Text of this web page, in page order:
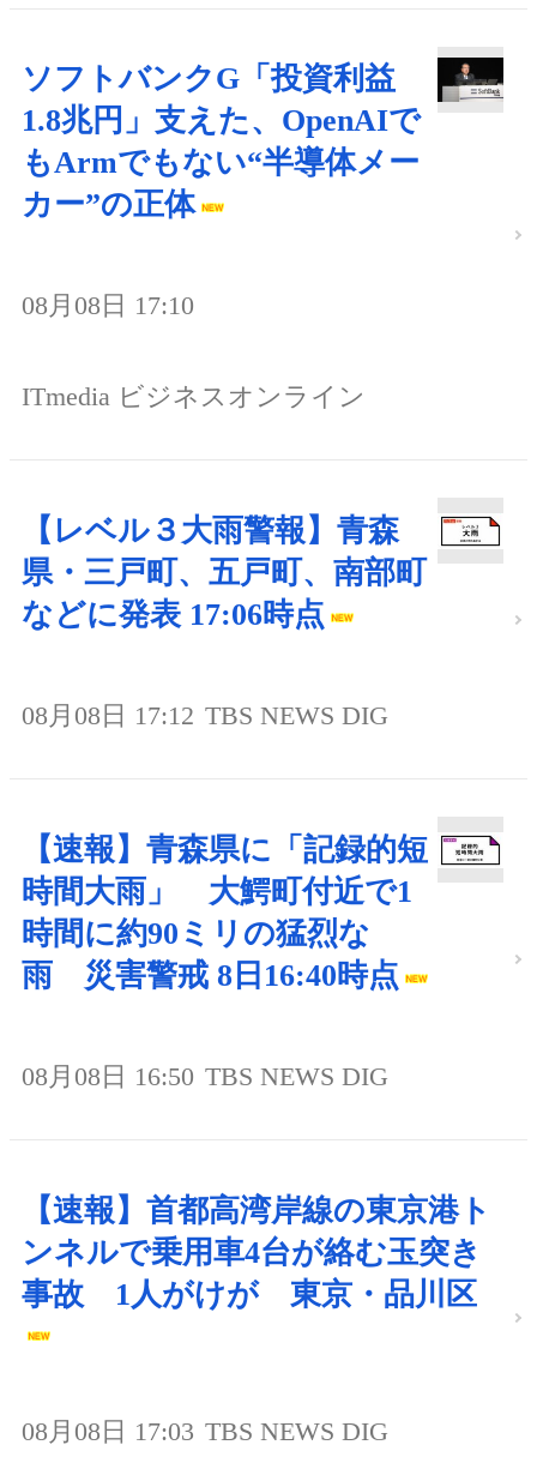
ソフトバンクG「投資利益
1.8兆円」支えた、OpenAIで
もArmでもない“半導体メー
カー”の正体
08月08日 17:10
ITmedia ビジネスオンライン
【レベル３大雨警報】青森
県・三戸町、五戸町、南部町
などに発表 17:06時点
08月08日 17:12 TBS NEWS DIG
【速報】青森県に「記録的短
時間大雨」 大鰐町付近で1
時間に約90ミリの猛烈な
雨 災害警戒 8日16:40時点
08月08日 16:50 TBS NEWS DIG
【速報】首都高湾岸線の東京港ト
ンネルで乗用車4台が絡む玉突き
事故 1人がけが 東京・品川区
08月08日 17:03 TBS NEWS DIG